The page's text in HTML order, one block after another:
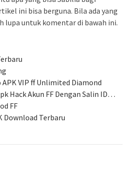
ini bisa berguna. Bila ada yang
lupa untuk komentar di bawah ini.
APK VIP ff Unlimited Diamond
Hack Akun FF Dengan Salin ID…
FF
Download Terbaru